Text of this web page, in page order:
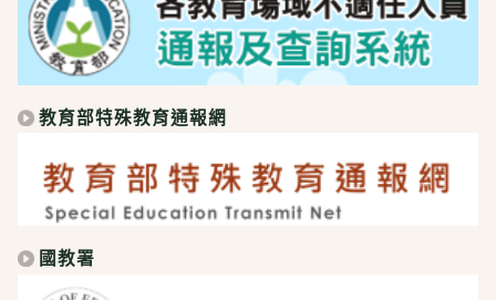
教育部特殊教育通報網
國教署